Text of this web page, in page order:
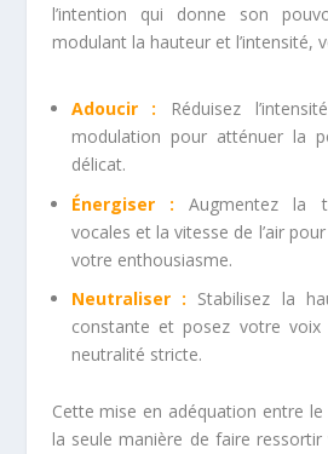
l’intention qui donne son
modulant la hauteur et l’intensité,
Adoucir : Réduisez
modulation pour atténuer la
délicat.
Énergiser : Augmentez la
vocales et la vitesse de l’air
votre enthousiasme.
Neutraliser : Stabilisez la
constante et posez votre voix
neutralité stricte.
Cette mise en adéquation entre
la seule manière de faire